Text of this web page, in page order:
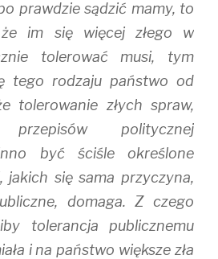
prawdzie sądzić mamy, to
im się więcej złego w
tolerować musi, tym
tego rodzaju państwo od
tolerowanie złych spraw,
politycznej
być ściśle określone
jakich się sama przyczyna,
domaga. Z czego
tolerancja publicznemu
i na państwo większe zła